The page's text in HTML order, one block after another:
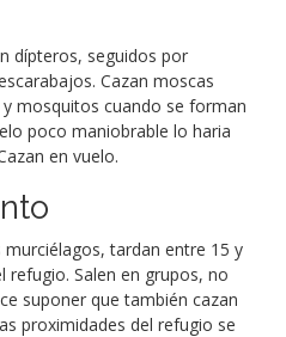
dípteros, seguidos por
Cazan moscas
mosquitos cuando se forman
poco maniobrable lo haria
en vuelo.
tardan entre 15 y
refugio. Salen en grupos, no
suponer que también cazan
proximidades del refugio se